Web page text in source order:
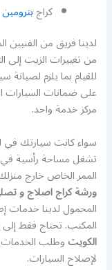
كراجبترومين
لدينا فريق من الفنيين
من تغييرات الزيت إلى
للقيام بما يلزم لصيانة
على ضمانات السيارات
مركز خدمة واحد.
سواء كانت سيارتك في
تشغل مساحة رأسية
الممر الخاص خارج
ورشة كراج اصلاج و
المحمول لدينا خدمات
المكتب. تحتاج فقط إلى
الكويتوطلب الخدمات
لإصلاح السيارات.